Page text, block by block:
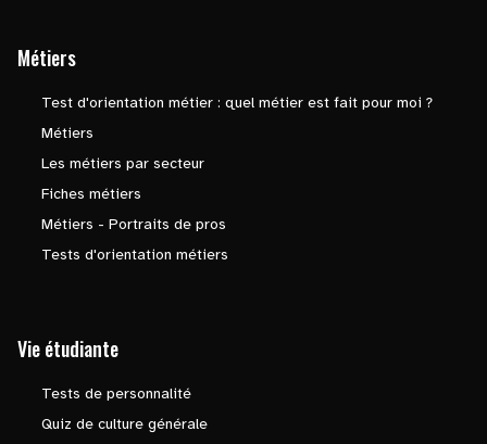
Métiers
Test d'orientation métier : quel métier est fait pour moi ?
Métiers
Les métiers par secteur
Fiches métiers
Métiers - Portraits de pros
Tests d'orientation métiers
Vie étudiante
Tests de personnalité
Quiz de culture générale